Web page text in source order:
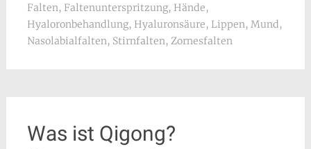
Falten, Faltenunterspritzung, Hände,
Hyaloronbehandlung, Hyaluronsäure, Lippen, Mund,
Nasolabialfalten, Stirnfalten, Zornesfalten
Was ist Qigong?